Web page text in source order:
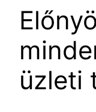
üzleti